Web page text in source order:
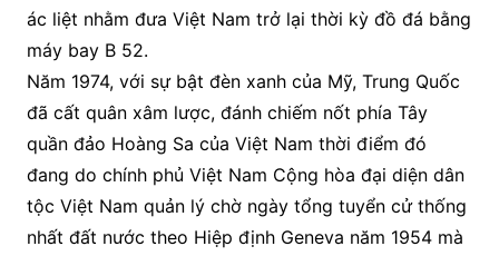
ác liệt nhằm đưa Việt Nam trở lại thời kỳ đồ đá bằng
máy bay B 52.
Năm 1974, với sự bật đèn xanh của Mỹ, Trung Quốc
đã cất quân xâm lược, đánh chiếm nốt phía Tây
quần đảo Hoàng Sa của Việt Nam thời điểm đó
đang do chính phủ Việt Nam Cộng hòa đại diện dân
tộc Việt Nam quản lý chờ ngày tổng tuyển cử thống
nhất đất nước theo Hiệp định Geneva năm 1954 mà